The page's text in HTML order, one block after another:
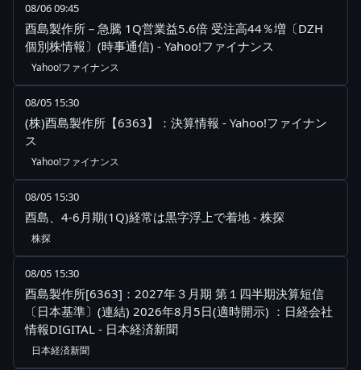
08/06 09:45
酉島製作所－急騰 1Q営業益5.6倍 受注高44％増〔DZH
個別株情報〕(時事通信) - Yahoo!ファイナンス
Yahoo!ファイナンス
08/05 15:30
(株)酉島製作所【6363】：決算情報 - Yahoo!ファイナン
ス
Yahoo!ファイナンス
08/05 15:30
酉島、4-6月期(1Q)経常は黒字浮上で着地 - 株探
株探
08/05 15:30
酉島製作所[6363]：2027年３月期 第１四半期決算短信
〔日本基準〕(連結) 2026年8月5日(適時開示) ：日経会社
情報DIGITAL - 日本経済新聞
日本経済新聞